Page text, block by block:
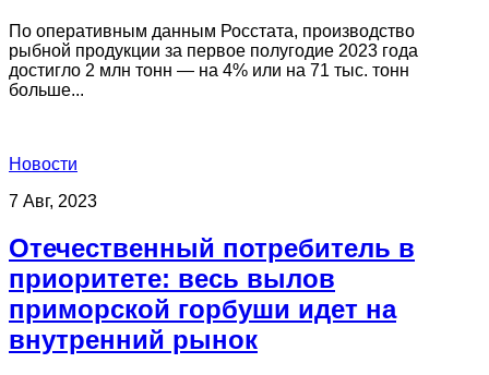
По оперативным данным Росстата, производство
рыбной продукции за первое полугодие 2023 года
достигло 2 млн тонн — на 4% или на 71 тыс. тонн
больше...
Новости
7 Авг, 2023
Отечественный потребитель в
приоритете: весь вылов
приморской горбуши идет на
внутренний рынок